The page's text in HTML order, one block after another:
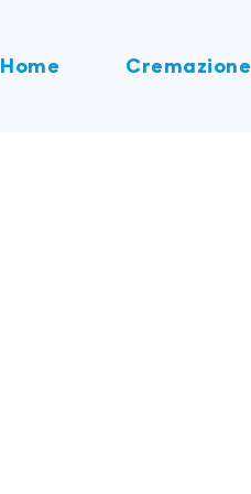
Home Cremazione